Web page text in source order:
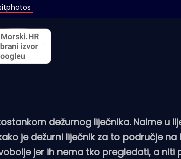
dežurnog liječnika. Naime u
je dežurni liječnik za to područje na
jer ih nema tko pregledati, a niti